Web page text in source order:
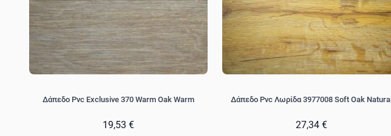
Δάπεδο Pvc Exclusive 370 Warm Oak Warm
19,53 €
Δάπεδο Pvc Λωρίδα 3977008 Soft Oak Natural
27,34 €